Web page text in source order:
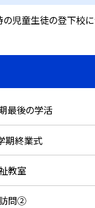
児童生徒の登下校に
最後の学活
期終業式
教室
問②